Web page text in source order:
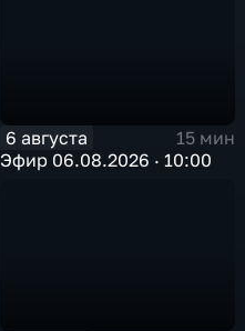
6 августа
15 мин
Эфир 06.08.2026 · 10:00